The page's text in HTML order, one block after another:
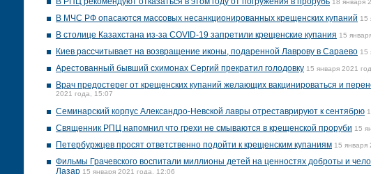
18 января
В МЧС РФ опасаются массовых несанкционированных крещенских купаний 15
В столице Казахстана из-за COVID-19 запретили крещенские купания 15
Киев рассчитывает на возвращение иконы, подаренной Лаврову в Сараево 15
Арестованный бывший схимонах Сергий прекратил голодовку 15 января 2021
Врач предостерег от крещенских купаний желающих вакцинироваться и
2021 года, 15:07
Семинарский корпус Александро-Невской лавры отреставрируют к сентябрю
Священник РПЦ напомнил что грехи не смываются в крещенской проруби 15
Петербуржцев просят ответственно подойти к крещенским купаниям 15 января
Фильмы Грачевского воспитали миллионы детей на ценностях доброты и
Лазар 15 января 2021 года, 12:06